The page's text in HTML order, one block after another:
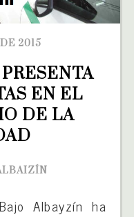
2015
EN EL
DE LA
Albayzín ha